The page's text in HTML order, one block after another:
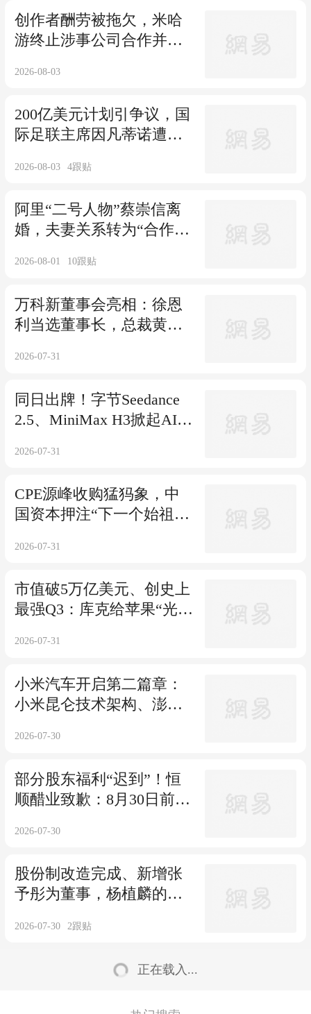
创作者酬劳被拖欠，米哈
游终止涉事公司合作并拉
2026-08-03
200亿美元计划引争议，国
际足联主席因凡蒂诺遭欧
2026-08-03 4跟贴
阿里“二号人物”蔡崇信离
婚，夫妻关系转为“合作伙
2026-08-01 10跟贴
万科新董事会亮相：徐恩
利当选董事长，总裁黄宇
2026-07-31
同日出牌！字节Seedance
2.5、MiniMax H3掀起AI视
2026-07-31
CPE源峰收购猛犸象，中
国资本押注“下一个始祖
2026-07-31
市值破5万亿美元、创史上
最强Q3：库克给苹果“光明
2026-07-31
小米汽车开启第二篇章：
小米昆仑技术架构、澎程
双系列完整布局
2026-07-30
部分股东福利“迟到”！恒
顺醋业致歉：8月30日前完
2026-07-30
股份制改造完成、新增张
予彤为董事，杨植麟的月
2026-07-30 2跟贴
正在载入...